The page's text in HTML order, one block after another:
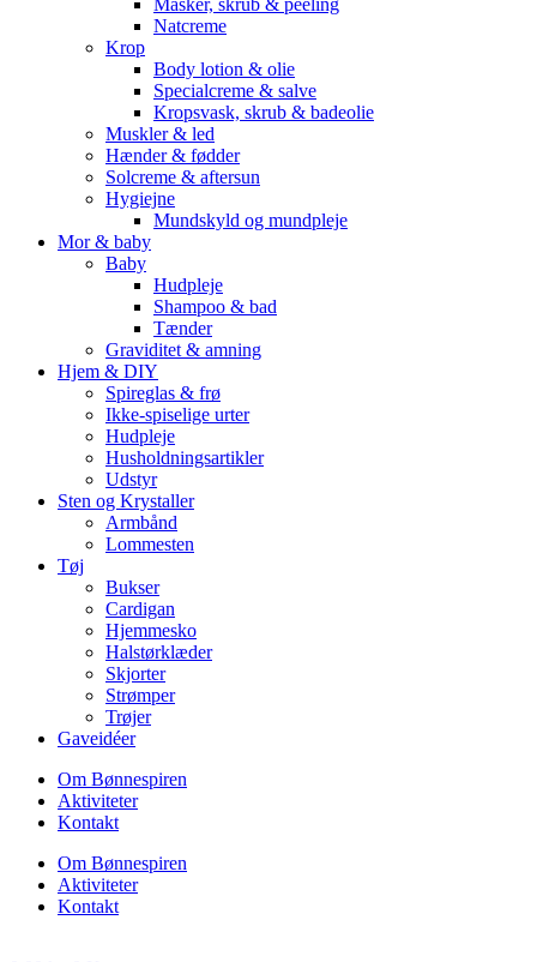
Masker, skrub & peeling
Natcreme
Krop
Body lotion & olie
Specialcreme & salve
Kropsvask, skrub & badeolie
Muskler & led
Hænder & fødder
Solcreme & aftersun
Hygiejne
Mundskyld og mundpleje
Mor & baby
Baby
Hudpleje
Shampoo & bad
Tænder
Graviditet & amning
Hjem & DIY
Spireglas & frø
Ikke-spiselige urter
Hudpleje
Husholdningsartikler
Udstyr
Sten og Krystaller
Armbånd
Lommesten
Tøj
Bukser
Cardigan
Hjemmesko
Halstørklæder
Skjorter
Strømper
Trøjer
Gaveidéer
Om Bønnespiren
Aktiviteter
Kontakt
Om Bønnespiren
Aktiviteter
Kontakt